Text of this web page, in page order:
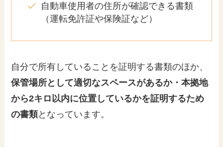
自動車使用者の住所が確認できる書類
（運転免許証や保険証など）
自分で所有していることを証明する書類のほか、
保管場所として適切なスペースがあるか・本拠地
から2キロ以内に位置しているかを証明するため
の書類となっています。